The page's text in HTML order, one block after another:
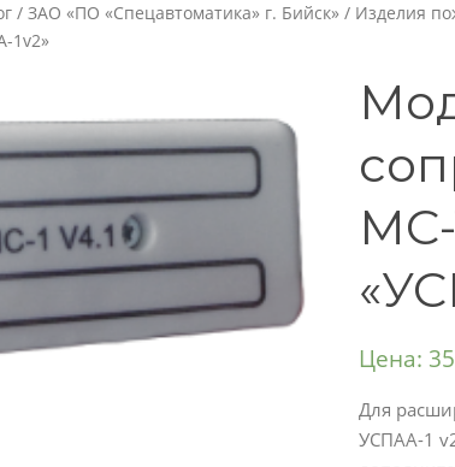
/ ЗАО «ПО «Спецавтоматика» г. Бийск» / Изделия
1v2»
МС-
Цена:
Для
УСПАА-1